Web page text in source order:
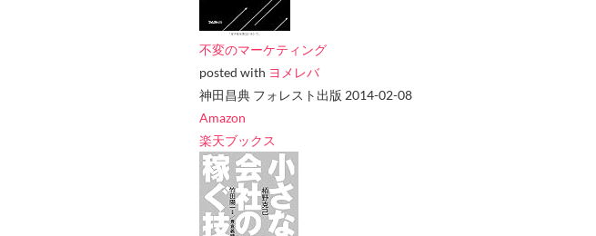
不変のマーケティング
posted with ヨメレバ
神田昌典 フォレスト出版 2014-02-08
Amazon
楽天ブックス